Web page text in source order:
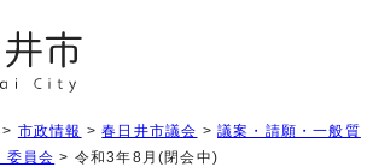
> 市政情報 >春日井市議会 >議案・請願・一般質
委員会 > 令和3年8月(閉会中)